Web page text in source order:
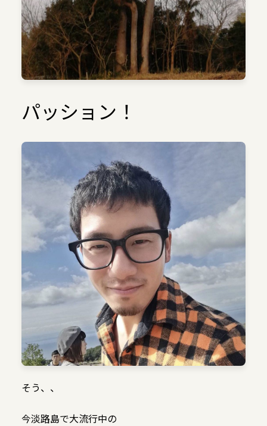
パッション！
そう、、
今淡路島で大流行中の